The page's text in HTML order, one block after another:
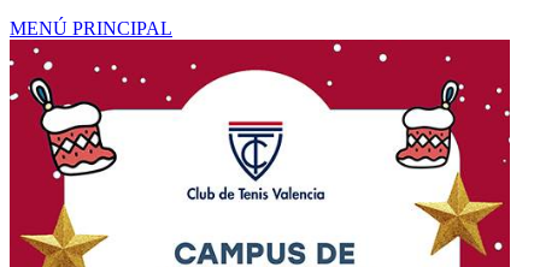
MENÚ PRINCIPAL